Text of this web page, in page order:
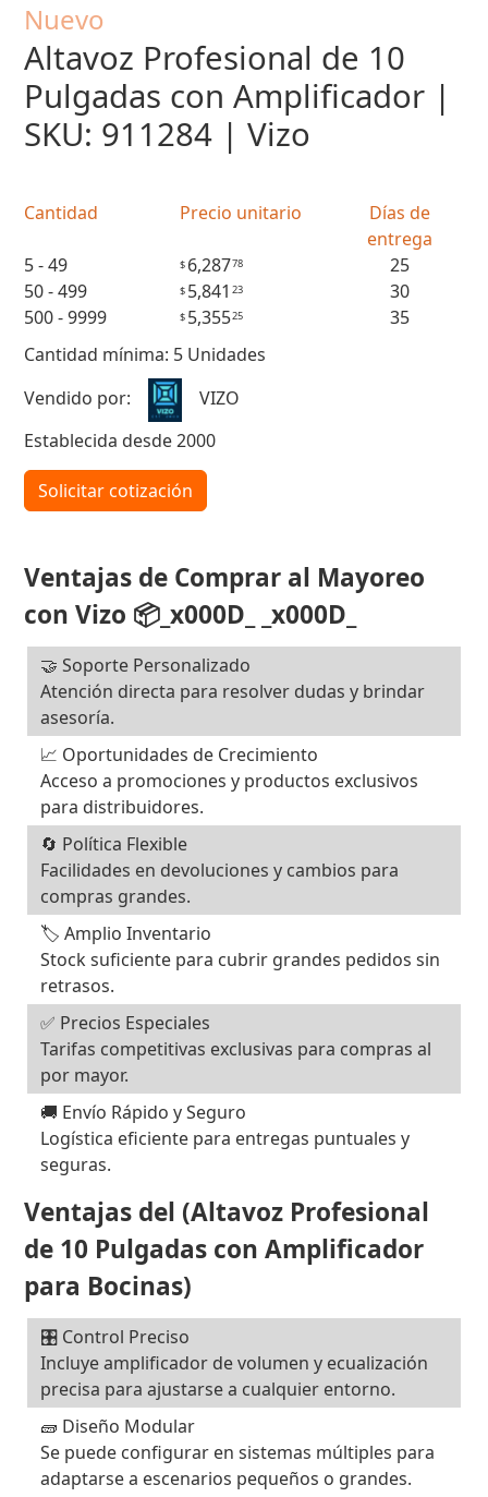
Nuevo
Altavoz Profesional de 10
Pulgadas con Amplificador |
SKU: 911284 | Vizo
Cantidad Precio unitario
Días de
entrega
5 - 49
$ 6,28778
25
50 - 499
$ 5,841 23
30
500 - 9999
$ 5,35525
35
Cantidad mínima: 5 Unidades
Vendido por:
VIZO
Establecida desde 2000
Solicitar cotización
Ventajas de Comprar al Mayoreo
con Vizo 📦_x000D_ _x000D_
🤝 Soporte Personalizado
Atención directa para resolver dudas y brindar
asesoría.
📈 Oportunidades de Crecimiento
Acceso a promociones y productos exclusivos
para distribuidores.
🔄 Política Flexible
Facilidades en devoluciones y cambios para
compras grandes.
🏷️ Amplio Inventario
Stock suficiente para cubrir grandes pedidos sin
retrasos.
✅ Precios Especiales
Tarifas competitivas exclusivas para compras al
por mayor.
🚚 Envío Rápido y Seguro
Logística eficiente para entregas puntuales y
seguras.
Ventajas del (Altavoz Profesional
de 10 Pulgadas con Amplificador
para Bocinas)
🎛️ Control Preciso
Incluye amplificador de volumen y ecualización
precisa para ajustarse a cualquier entorno.
🧱 Diseño Modular
Se puede configurar en sistemas múltiples para
adaptarse a escenarios pequeños o grandes.